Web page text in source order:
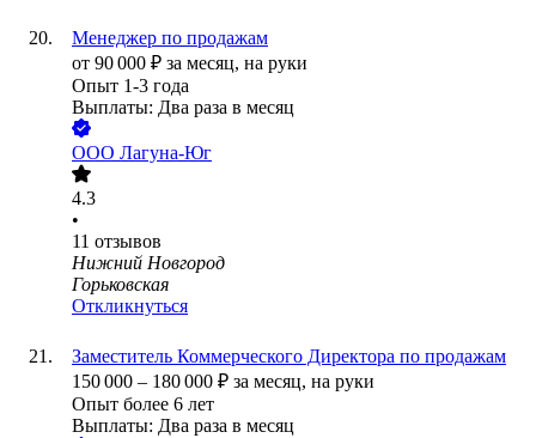
Менеджер по продажам
от 90 000 ₽ за месяц, на руки
Опыт 1-3 года
Выплаты: Два раза в месяц
ООО Лагуна-Юг
4.3
•
11 отзывов
Нижний Новгород
Горьковская
Откликнуться
Заместитель Коммерческого Директора по продажам
150 000 – 180 000 ₽ за месяц, на руки
Опыт более 6 лет
Выплаты: Два раза в месяц